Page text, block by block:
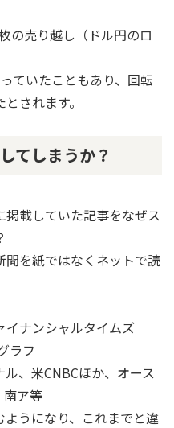
の売り越し（ドル円のロ
ていたこともあり、回転
されます。
てしまうか？
載していた記事をなぜス
聞を紙ではなくネットで読
ナンシャルタイムズ
ラフ
、米CNBCほか、オース
南ア等
うになり、これまでと違